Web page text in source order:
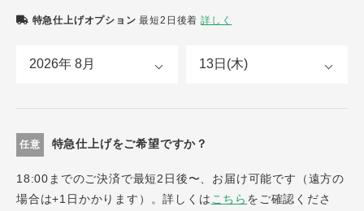
特急仕上げオプション 最短2日後着詳しく
任意 特急仕上げをご希望ですか？
18:00までのご決済で最短2日後〜、お届け可能です（遠方の
場合は+1日かかります）。詳しくは こちら をご確認くださ